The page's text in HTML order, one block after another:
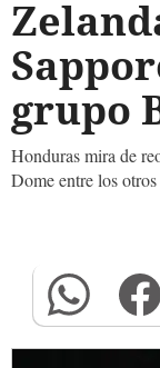
grupo
Honduras mira de
Dome entre los